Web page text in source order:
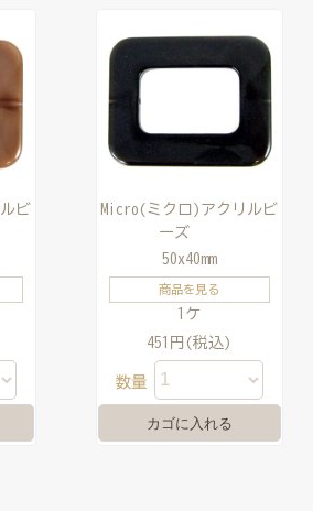
ビ
Micro(ミクロ)アクリルビ
ーズ
50x40mm
商品を見る
1ケ
451円(税込)
数量